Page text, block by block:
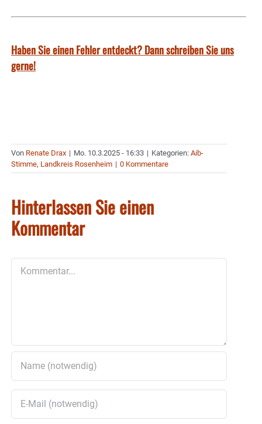
Haben Sie einen Fehler entdeckt? Dann schreiben Sie uns
gerne!
Von Renate Drax | Mo. 10.3.2025 - 16:33 | Kategorien: Aib-
Stimme, Landkreis Rosenheim | 0 Kommentare
Hinterlassen Sie einen
Kommentar